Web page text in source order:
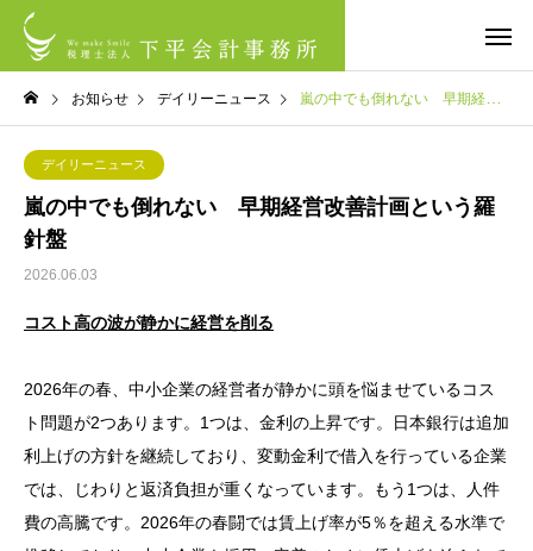
お知らせ デイリーニュース 嵐の中でも倒れない 早期経営改善計画という羅針盤
デイリーニュース
嵐の中でも倒れない 早期経営改善計画という羅
針盤
2026.06.03
コスト高の波が静かに経営を削る
2026年の春、中小企業の経営者が静かに頭を悩ませているコス
ト問題が2つあります。1つは、金利の上昇です。日本銀行は追加
利上げの方針を継続しており、変動金利で借入を行っている企業
では、じわりと返済負担が重くなっています。もう1つは、人件
費の高騰です。2026年の春闘では賃上げ率が5％を超える水準で